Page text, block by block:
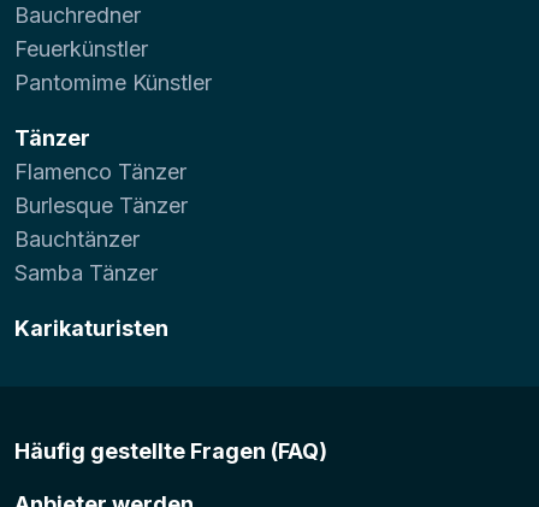
Bauchredner
Feuerkünstler
Pantomime Künstler
Tänzer
Flamenco Tänzer
Burlesque Tänzer
Bauchtänzer
Samba Tänzer
Karikaturisten
Häufig gestellte Fragen (FAQ)